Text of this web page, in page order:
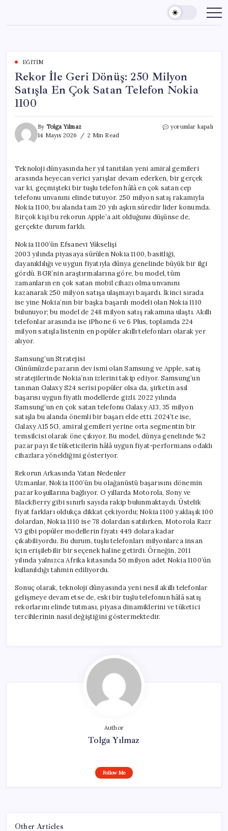
content
EĞITIM
Rekor İle Geri Dönüş: 250 Milyon
Satışla En Çok Satan Telefon Nokia
1100
By Tolga Yılmaz
14 Mayıs 2026
2 Min Read
Rekor
Milyon
Satışla
En
Çok
Satan
Telefon
Nokia
yorumlar kapalı
Teknoloji dünyasında her yıl tanıtılan yeni amiral gemileri
arasında heyecan verici yarışlar devam ederken, bir gerçek
var ki, geçmişteki bir tuşlu telefon hâlâ en çok satan cep
telefonu unvanını elinde tutuyor. 250 milyon satış rakamıyla
Nokia 1100, bu alanda tam 20 yılı aşkın süredir lider konumda.
Birçok kişi bu rekorun Apple’a ait olduğunu düşünse de,
gerçekte durum farklı.
Nokia 1100’ün Efsanevi Yükselişi
2003 yılında piyasaya sürülen Nokia 1100, basitliği,
dayanıklılığı ve uygun fiyatıyla dünya genelinde büyük bir ilgi
gördü. BGR’nin araştırmalarına göre, bu model, tüm
zamanların en çok satan mobil cihazı olma unvanını
kazanarak 250 milyon satışa ulaşmayı başardı. İkinci sırada
ise yine Nokia’nın bir başka başarılı modeli olan Nokia 1110
bulunuyor; bu model de 248 milyon satış rakamına ulaştı. Akıllı
telefonlar arasında ise iPhone 6 ve 6 Plus, toplamda 224
milyon satışla listenin en popüler akıllı telefonları olarak yer
alıyor.
Samsung’un Stratejisi
Günümüzde pazarın dev ismi olan Samsung ve Apple, satış
stratejilerinde Nokia’nın izlerini takip ediyor. Samsung’un
tanınan Galaxy S24 serisi popüler olsa da, şirketin asıl
başarısı uygun fiyatlı modellerde gizli. 2022 yılında
Samsung’un en çok satan telefonu Galaxy A13, 35 milyon
satışla bu alanda önemli bir başarı elde etti. 2024’te ise,
Galaxy A15 5G, amiral gemileri yerine orta segmentin bir
temsilcisi olarak öne çıkıyor. Bu model, dünya genelinde %2
pazar payı ile tüketicilerin hâlâ uygun fiyat-performans odaklı
cihazlara yöneldiğini gösteriyor.
Rekorun Arkasında Yatan Nedenler
Uzmanlar, Nokia 1100’ün bu olağanüstü başarısını dönemin
pazar koşullarına bağlıyor. O yıllarda Motorola, Sony ve
BlackBerry gibi sınırlı sayıda rakip bulunmaktaydı. Üstelik
fiyat farkları oldukça dikkat çekiyordu; Nokia 1100 yaklaşık 100
dolardan, Nokia 1110 ise 78 dolardan satılırken, Motorola Razr
V3 gibi popüler modellerin fiyatı 449 dolara kadar
çıkabiliyordu. Bu durum, tuşlu telefonları milyonlarca insan
için erişilebilir bir seçenek haline getirdi. Örneğin, 2011
yılında yalnızca Afrika kıtasında 50 milyon adet Nokia 1100’ün
kullanıldığı tahmin ediliyordu.
Sonuç olarak, teknoloji dünyasında yeni nesil akıllı telefonlar
gelişmeye devam etse de, eski bir tuşlu telefonun hâlâ satış
rekorlarını elinde tutması, piyasa dinamiklerini ve tüketici
tercihlerinin nasıl değiştiğini göstermektedir.
Author
Tolga Yılmaz
Follow Me
Other Articles